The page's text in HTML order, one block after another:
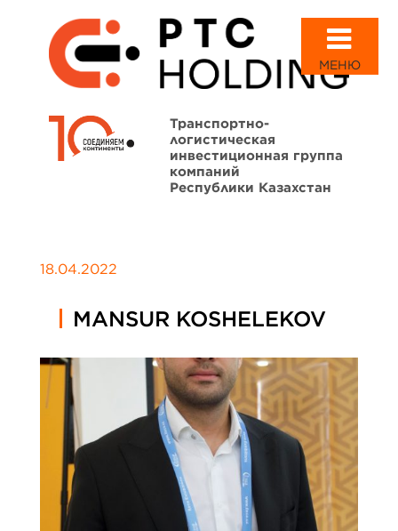
МЕНЮ
Транспортно-
логистическая
инвестиционная группа
компаний
Республики Казахстан
18.04.2022
MANSUR KOSHELEKOV